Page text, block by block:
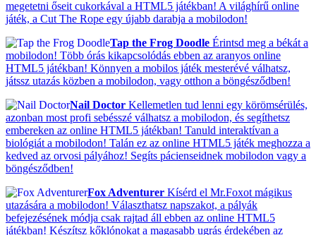
megetetni őseit cukorkával a HTML5 játékban! A világhírű online
játék, a Cut The Rope egy újabb darabja a mobilodon!
Tap the Frog Doodle Érintsd meg a békát a
mobilodon! Több órás kikapcsolódás ebben az aranyos online
HTML5 játékban! Könnyen a mobilos játék mesterévé válhatsz,
játssz utazás közben a mobilodon, vagy otthon a böngésződben!
Nail Doctor Kellemetlen tud lenni egy körömsérülés,
azonban most profi sebésszé válhatsz a mobilodon, és segíthetsz
embereken az online HTML5 játékban! Tanuld interaktívan a
biológiát a mobilodon! Talán ez az online HTML5 játék meghozza a
kedved az orvosi pályához! Segíts pácienseidnek mobilodon vagy a
böngésződben!
Fox Adventurer Kísérd el Mr.Foxot mágikus
utazására a mobilodon! Választhatsz napszakot, a pályák
befejezésének módja csak rajtad áll ebben az online HTML5
játékban! Készítsz kőklónokat a magasabb ugrás érdekében az